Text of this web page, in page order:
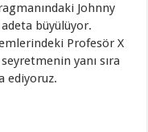
Johnny
büyülüyor.
Profesör X
seyretmenin yanı sıra
ediyoruz.